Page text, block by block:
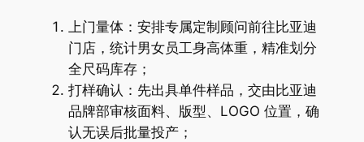
上门量体：安排专属定制顾问前往比亚迪
门店，统计男女员工身高体重，精准划分
全尺码库存；
打样确认：先出具单件样品，交由比亚迪
品牌部审核面料、版型、LOGO 位置，确
认无误后批量投产；